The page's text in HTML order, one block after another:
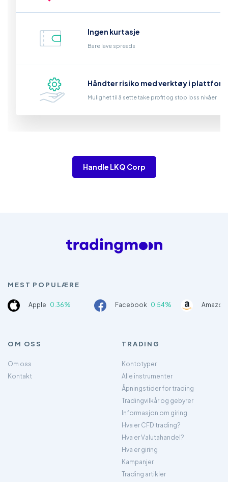
Ingen kurtasje
Bare lave spreads
Håndter risiko med verktøy i
Mulighet til å sette take profit og stop loss nivåer
Handle LKQ Corp
MEST POPULÆRE
Apple 0.36% Facebook 0.54%
OM OSS
Om oss
Kontakt
TRADING
Kontotyper
Alle instrumenter
Åpningstider for trading
Tradingvilkår og gebyrer
Informasjon om giring
Hva er CFD trading?
Hva er Valutahandel?
Hva er giring
Kampanjer
Trading artikler